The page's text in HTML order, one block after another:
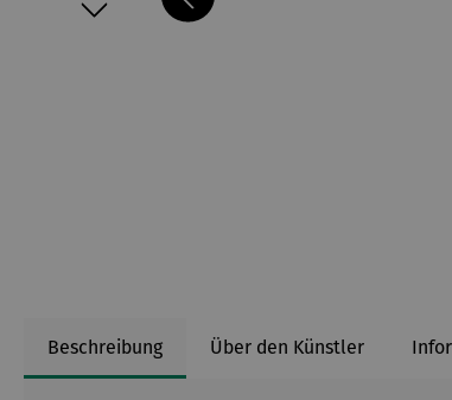
Beschreibung Über den Künstler